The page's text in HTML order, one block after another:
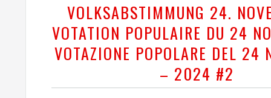
VOLKSABSTIMMUNG 24.
VOTATION POPULAIRE DU 24
VOTAZIONE POPOLARE DEL 24
– 2024 #2